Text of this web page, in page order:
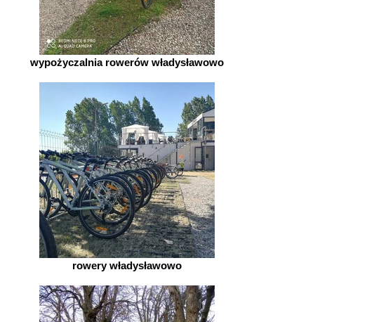
wypożyczalnia rowerów władysławowo
rowery władysławowo